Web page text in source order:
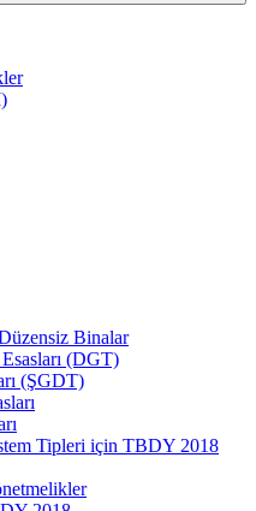
Binalar
(DGT)
(ŞGDT)
Tipleri için TBDY 2018